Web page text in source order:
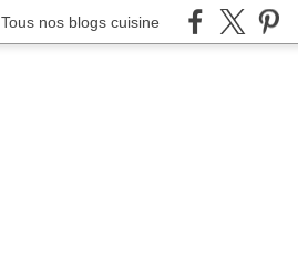
Tous nos blogs cuisine